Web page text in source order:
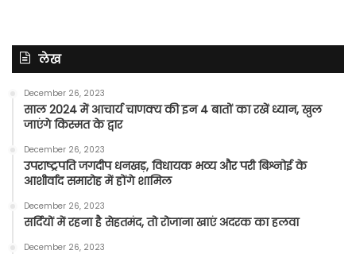
लेख
December 26, 2023
साल 2024 में आचार्य चाणक्य की इन 4 बातों का रखें ध्यान, खुल
जाएंगे किस्मत के द्वार
December 26, 2023
उपराष्ट्रपति जगदीप धनखड़, विधायक भव्य और परी बिश्नोई के
आशीर्वाद समारोह में होंगे शामिल
December 26, 2023
सर्दियों में रहना है सेहतमंद, तो रोजाना खाएं अदरक का हलवा
December 26, 2023